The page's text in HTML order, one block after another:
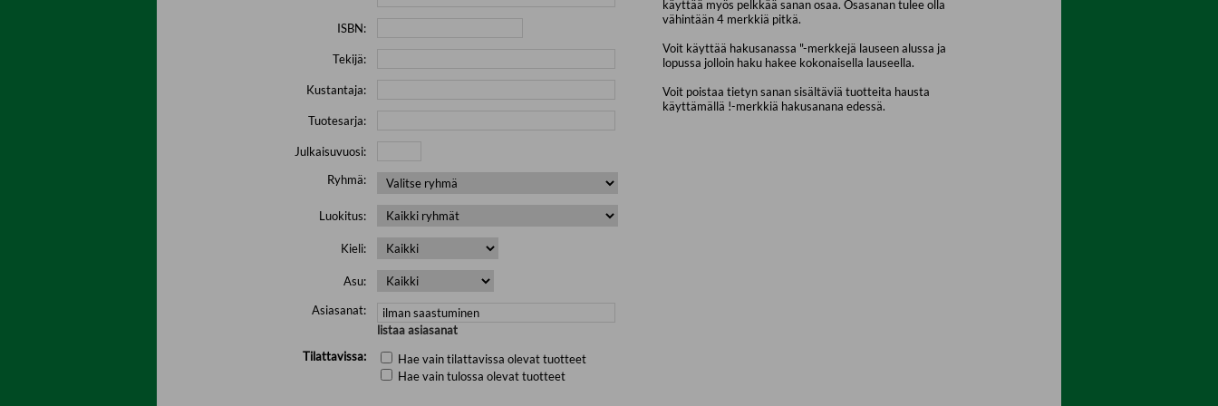
ISBN:
Tekijä:
Kustantaja:
Tuotesarja:
Julkaisuvuosi:
Ryhmä:
Luokitus:
Kieli:
Asu:
Asiasanat:
listaa asiasanat
Tilattavissa:
Hae vain tilattavissa olevat tuotteet
Hae vain tulossa olevat tuotteet
käyttää myös pelkkää sanan osaa. Osasanan tulee olla
vähintään 4 merkkiä pitkä.
Voit käyttää hakusanassa "-merkkejä lauseen alussa ja
lopussa jolloin haku hakee kokonaisella lauseella.
Voit poistaa tietyn sanan sisältäviä tuotteita hausta
käyttämällä !-merkkiä hakusanana edessä.